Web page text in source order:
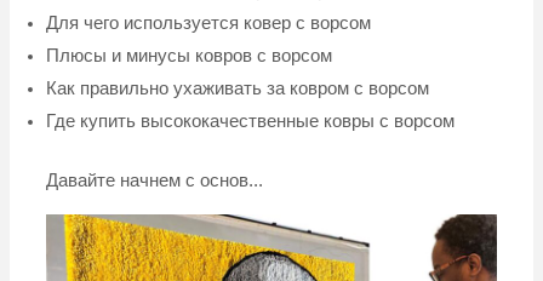
Для чего используется ковер с ворсом
Плюсы и минусы ковров с ворсом
Как правильно ухаживать за ковром с ворсом
Где купить высококачественные ковры с ворсом
Давайте начнем с основ...